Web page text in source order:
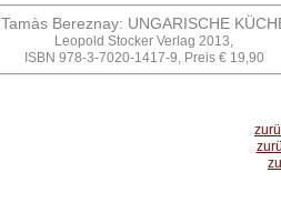
Tamàs Bereznay: UNGARISCHE
Leopold Stocker Verlag 2013,
ISBN 978-3-7020-1417-9, Preis € 19,90